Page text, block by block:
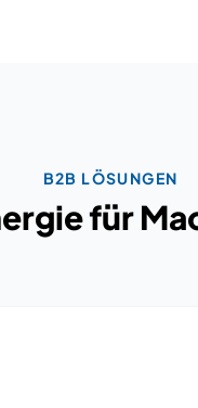
B2B LÖSUNGEN
für